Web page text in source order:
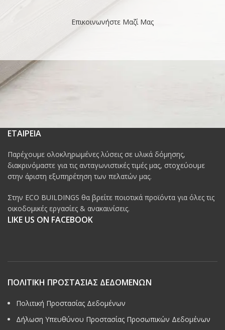
Επικοινωνήστε Μαζί Μας
ΕΤΑΙΡΕΙΑ
Παρέχουμε ολοκληρωμένες λύσεις σε υλικά δόμησης,
διακρινόμαστε για τις ανταγωνιστικές τιμές μας, στοχεύουμε
στην άριστη εξυπηρέτηση των πελατών μας.
Στην ECO BUILDINGS θα βρείτε ποιοτικά προϊόντα για όλες τις
οικοδομικές εργασίες & ανακαινίσεις.
LIKE US ON FACEBOOK
ΠΟΛΙΤΙΚΗ ΠΡΟΣΤΑΣΙΑΣ ΔΕΔΟΜΕΝΩΝ
Πολιτική Προστασίας Δεδομένων
Δήλωση Υπευθύνου Προστασίας Προσωπικών Δεδομένων